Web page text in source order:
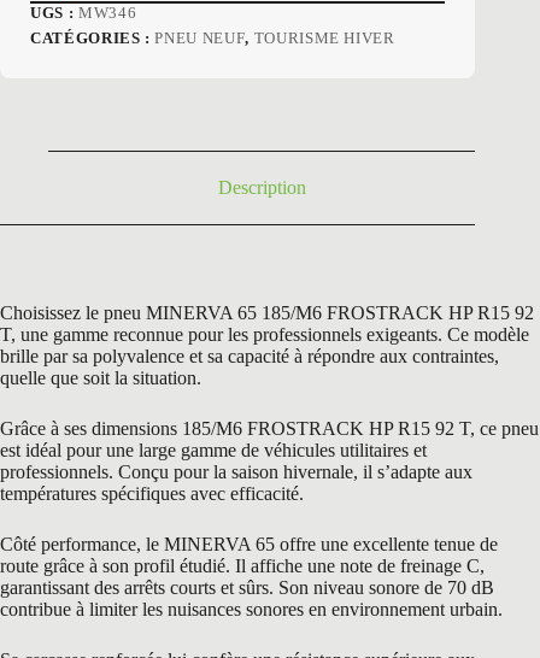
prix
prix
UGS : MW346
CATÉGORIES :PNEU NEUF, TOURISME HIVER
Description
Choisissez le pneu MINERVA 65 185/M6 FROSTRACK HP R15 92
T, une gamme reconnue pour les professionnels exigeants. Ce modèle
brille par sa polyvalence et sa capacité à répondre aux contraintes,
quelle que soit la situation.
Grâce à ses dimensions 185/M6 FROSTRACK HP R15 92 T, ce pneu
est idéal pour une large gamme de véhicules utilitaires et
professionnels. Conçu pour la saison hivernale, il s’adapte aux
températures spécifiques avec efficacité.
Côté performance, le MINERVA 65 offre une excellente tenue de
route grâce à son profil étudié. Il affiche une note de freinage C,
garantissant des arrêts courts et sûrs. Son niveau sonore de 70 dB
contribue à limiter les nuisances sonores en environnement urbain.